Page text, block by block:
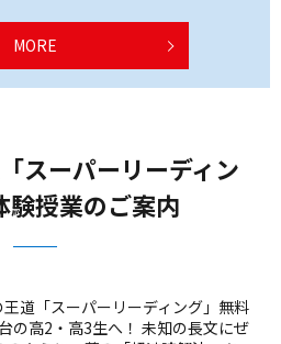
MORE
スーパーリーディン
験授業のご案内
王道「スーパーリーディング」無料
の高2・高3生へ！ 未知の長文にぜ